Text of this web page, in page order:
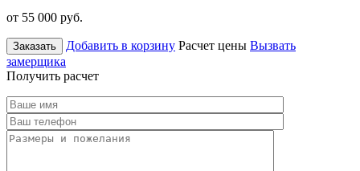
от 55 000 руб.
Заказать Добавить в корзину Расчет цены Вызвать
замерщика
Получить расчет